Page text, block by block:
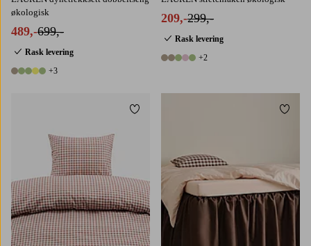
økologisk
489,-699,-
Rask levering
8 farger
+3
209,-299,-
Rask levering
7 farger
+2
Legg til favoritter